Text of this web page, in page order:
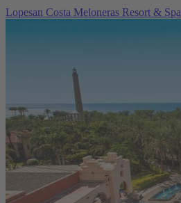
Lopesan Costa Meloneras Resort & Spa